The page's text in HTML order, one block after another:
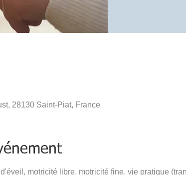
28130 Saint-Piat, France
motricité libre, motricité fine, vie pratique